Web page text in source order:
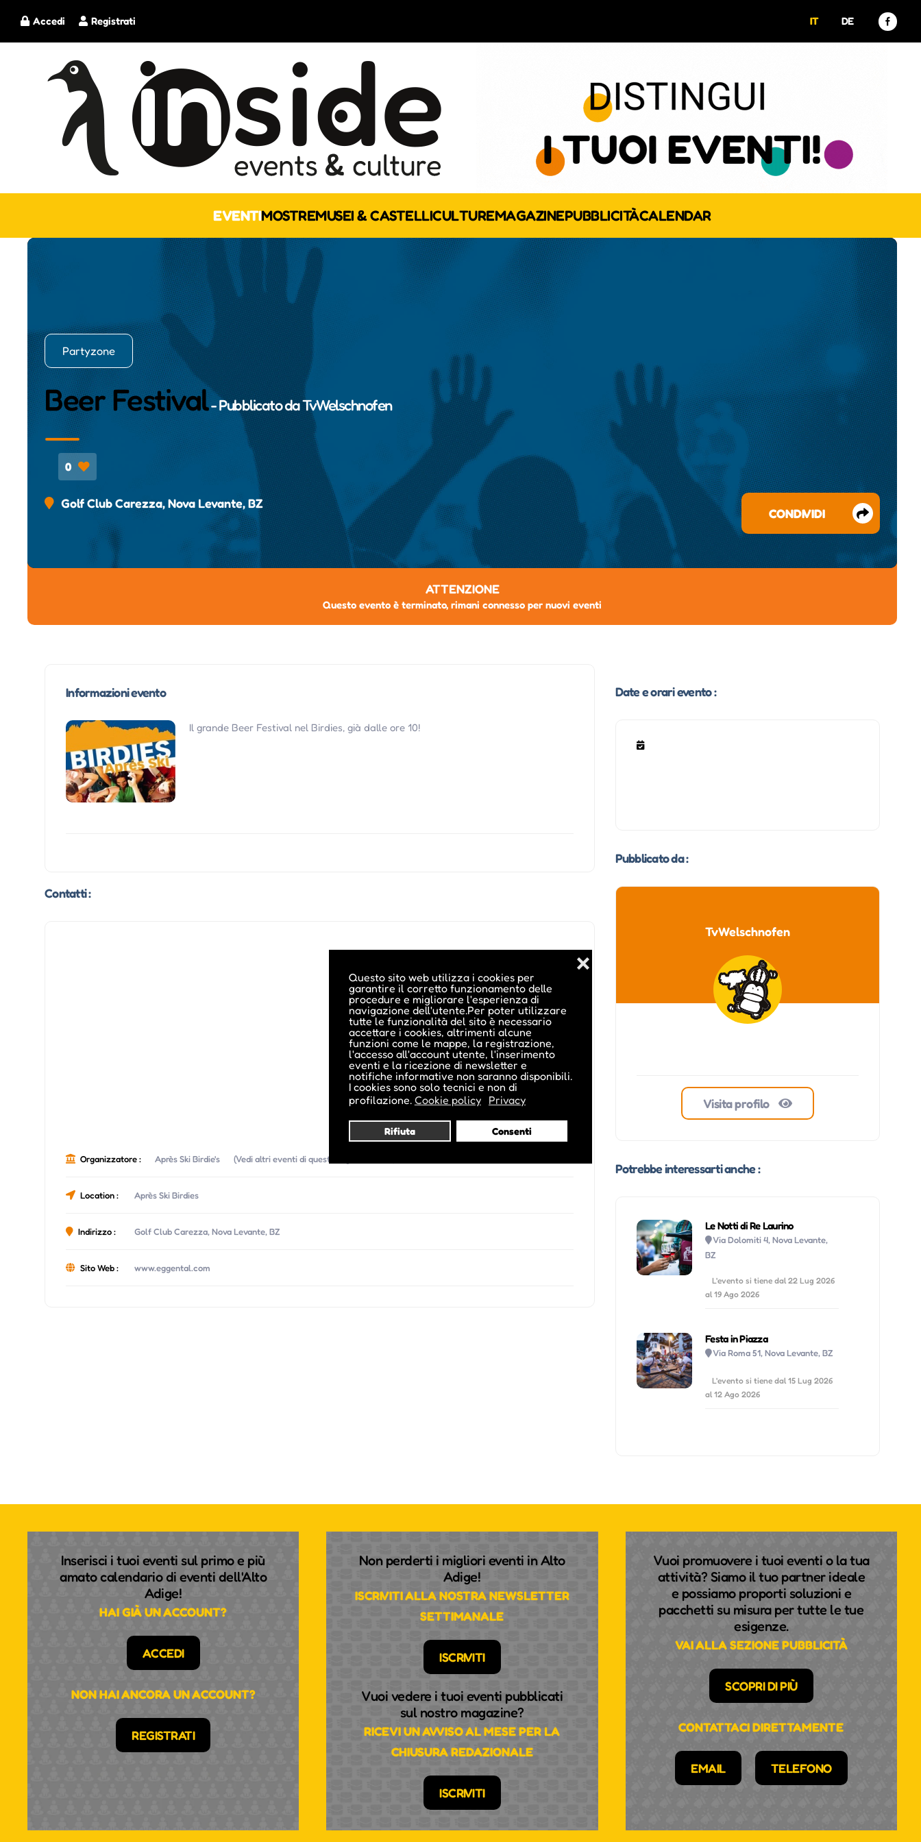
Questo sito web utilizza i cookies per
garantire il corretto funzionamento delle
procedure e migliorare l'esperienza di
navigazione dell'utente.Per poter utilizzare
tutte le funzionalità del sito è necessario
accettare i cookies, altrimenti alcune
funzioni come le mappe, la registrazione,
l'accesso all'account utente, l'inserimento
eventi e la ricezione di newsletter e
notifiche informative non saranno disponibili.
I cookies sono solo tecnici e non di
profilazione. Cookie policy Privacy
Rifiuta Consenti
❌
Registrati
Accedi IT DE
EVENTIMOSTREMUSEI & CASTELLICULTUREMAGAZINEPUBBLICITÀCALENDAR
Partyzone
Beer Festival- Pubblicato daTvWelschnofen
0
Golf Club Carezza, Nova Levante, BZ
CONDIVIDI
ATTENZIONE
Questo evento è terminato, rimani connesso per nuovi eventi
Informazioni evento
Il grande Beer Festival nel Birdies, già dalle ore 10!
Contatti :
Organizzatore : Après Ski Birdie's (Vedi altri eventi di questo organizzatore)
Location : Après Ski Birdies
Indirizzo : Golf Club Carezza, Nova Levante, BZ
Sito Web : www.eggental.com
Date e orari evento :
Pubblicato da :
TvWelschnofen
Visita profilo
Potrebbe interessarti anche :
Le Notti di Re Laurino
Via Dolomiti 4, Nova Levante,
BZ
L'evento si tiene dal 22 Lug 2026
al 19 Ago 2026
Festa in Piazza
Via Roma 51, Nova Levante, BZ
L'evento si tiene dal 15 Lug 2026
al 12 Ago 2026
Inserisci i tuoi eventi sul primo e più
amato calendario di eventi dell'Alto
Adige!
HAI GIÀ UN ACCOUNT?
ACCEDI
NON HAI ANCORA UN ACCOUNT?
REGISTRATI
Non perderti i migliori eventi in Alto
Adige!
ISCRIVITI ALLA NOSTRA NEWSLETTER
SETTIMANALE
ISCRIVITI
Vuoi vedere i tuoi eventi pubblicati
sul nostro magazine?
RICEVI UN AVVISO AL MESE PER LA
CHIUSURA REDAZIONALE
ISCRIVITI
Vuoi promuovere i tuoi eventi o la tua
attività? Siamo il tuo partner ideale
e possiamo proporti soluzioni e
pacchetti su misura per tutte le tue
esigenze.
VAI ALLA SEZIONE PUBBLICITÀ
SCOPRI DI PIÙ
CONTATTACI DIRETTAMENTE
EMAIL TELEFONO